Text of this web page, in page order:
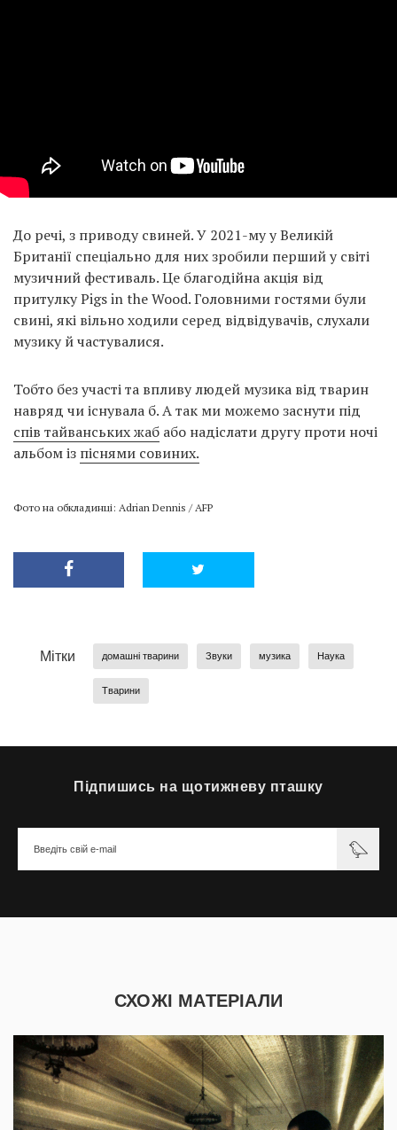
До речі, з приводу свиней. У 2021-му у Великій
Британії спеціально для них зробили перший у світі
музичний фестиваль. Це благодійна акція від
притулку Pigs in the Wood. Головними гостями були
свині, які вільно ходили серед відвідувачів, слухали
музику й частувалися.
Тобто без участі та впливу людей музика від тварин
навряд чи існувала б. А так ми можемо заснути під
спів тайванських жаб або надіслати другу проти ночі
альбом із піснями совиних.
Фото на обкладинці: Adrian Dennis / AFP
Мітки домашні тварини Звуки музика Наука
Тварини
Підпишись на щотижневу пташку
СХОЖІ МАТЕРІАЛИ